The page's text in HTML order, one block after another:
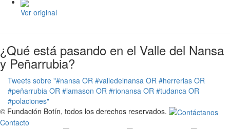
Ver original
¿Qué está pasando en el Valle del Nansa
y Peñarrubia?
Tweets sobre "#nansa OR #valledelnansa OR #herrerias OR
#peñarrubia OR #lamason OR #rionansa OR #tudanca OR
#polaciones"
© Fundación Botín, todos los derechos reservados.
Contacto